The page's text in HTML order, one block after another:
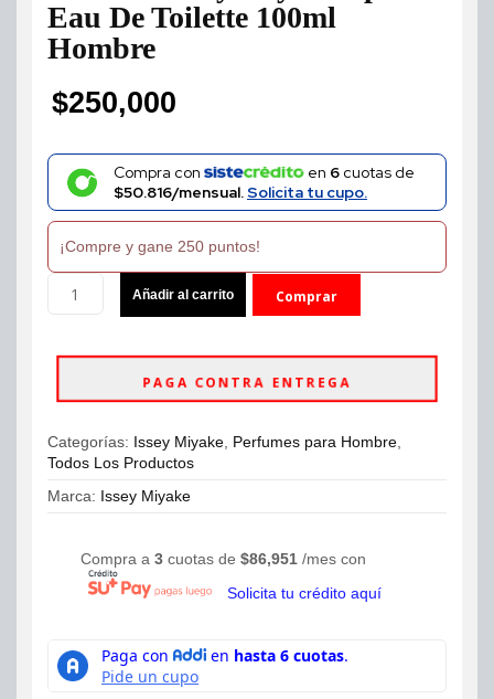
Eau De Toilette 100ml
Hombre
$250,000
Compra con en 6cuotas de
$50.816/mensual.Solicita tu cupo.
¡Compre y gane 250 puntos!
Issey
Toilette
Hombre
cantidad
Añadir al carrito Comprar
PAGA CONTRA ENTREGA
Categorías: Issey Miyake, Perfumes para Hombre,
Todos Los Productos
Marca: Issey Miyake
Compra a 3 cuotas de $86,951 /mes con
Solicita tu crédito aquí